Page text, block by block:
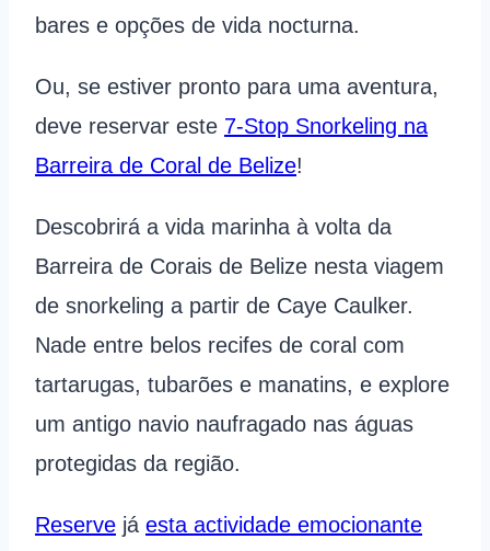
bares e opções de vida nocturna.
Ou, se estiver pronto para uma aventura,
deve reservar este 7-Stop Snorkeling na
Barreira de Coral de Belize!
Descobrirá a vida marinha à volta da
Barreira de Corais de Belize nesta viagem
de snorkeling a partir de Caye Caulker.
Nade entre belos recifes de coral com
tartarugas, tubarões e manatins, e explore
um antigo navio naufragado nas águas
protegidas da região.
Reserve já esta actividade emocionante